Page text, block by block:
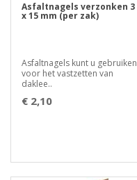
Asfaltnagels verzonken 3
x 15 mm (per zak)
Asfaltnagels kunt u gebruiken
voor het vastzetten van
daklee..
€ 2,10